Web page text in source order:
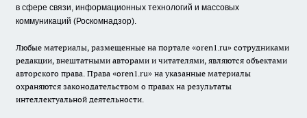
в сфере связи, информационных технологий и массовых
коммуникаций (Роскомнадзор).
Любые материалы, размещенные на портале «oren1.ru» сотрудниками
редакции, внештатными авторами и читателями, являются объектами
авторского права. Права «oren1.ru» на указанные материалы
охраняются законодательством о правах на результаты
интеллектуальной деятельности.